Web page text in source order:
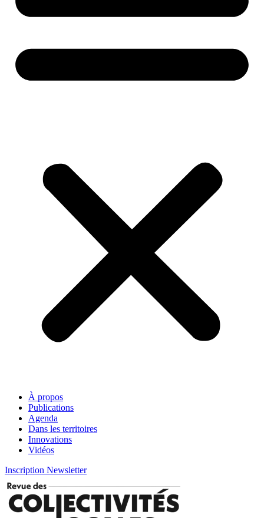
À propos
Publications
Agenda
Dans les territoires
Innovations
Vidéos
Inscription Newsletter